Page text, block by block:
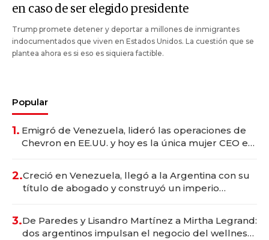
en caso de ser elegido presidente
Trump promete detener y deportar a millones de inmigrantes
indocumentados que viven en Estados Unidos. La cuestión que se
plantea ahora es si eso es siquiera factible.
Popular
1. Emigró de Venezuela, lideró las operaciones de
Chevron en EE.UU. y hoy es la única mujer CEO en
2.Creció en Venezuela, llegó a la Argentina con su
título de abogado y construyó un imperio
3.De Paredes y Lisandro Martínez a Mirtha Legrand:
dos argentinos impulsan el negocio del wellness